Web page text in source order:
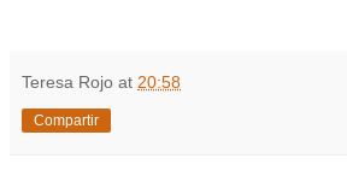
Teresa Rojo at 20:58
Compartir